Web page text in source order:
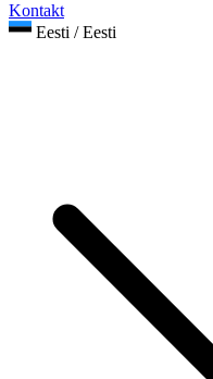
Kontakt
Eesti / Eesti